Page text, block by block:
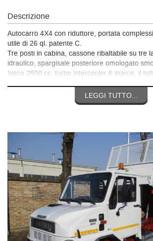
Descrizione
Autocarro 4X4 con riduttore, portata
utile di 26 ql. patente C.
Tre posti in cabina, cassone ribaltabile su tre
idraulico, spargisale posteriore omologato
Iveco 2800 cc. turbo intercooler 6 marce, il
Per info 3356531771 no mail.LEGGI TUTTO...